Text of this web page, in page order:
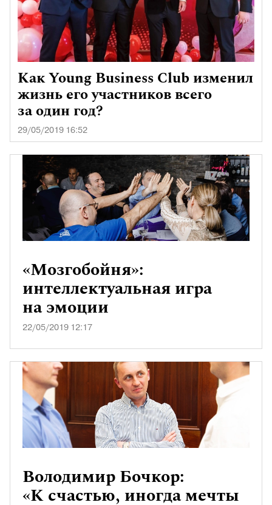
Как Young Business Club изменил
жизнь его участников всего
за один год?
29/05/2019 16:52
«Мозгобойня»:
интеллектуальная игра
на эмоции
22/05/2019 12:17
Володимир Бочкор:
«К счастью, иногда мечты